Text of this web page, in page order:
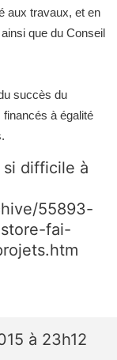
aux travaux, et en
que du Conseil
succès du
financés à égalité
difficile à
55893-
fai-
à 23h12